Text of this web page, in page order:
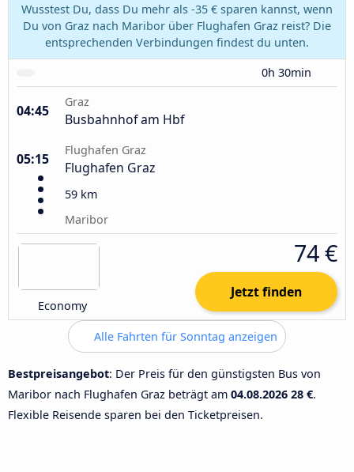
Wusstest Du, dass Du mehr als -35 € sparen kannst, wenn
Du von Graz nach Maribor über Flughafen Graz reist? Die
entsprechenden Verbindungen findest du unten.
0h 30min
04:45
Graz
Busbahnhof am Hbf
05:15
Flughafen Graz
Flughafen Graz
59 km
Maribor
Economy
74 €
Jetzt finden
Alle Fahrten für Sonntag anzeigen
Bestpreisangebot: Der Preis für den günstigsten Bus von
Maribor nach Flughafen Graz beträgt am 04.08.2026 28 €.
Flexible Reisende sparen bei den Ticketpreisen.